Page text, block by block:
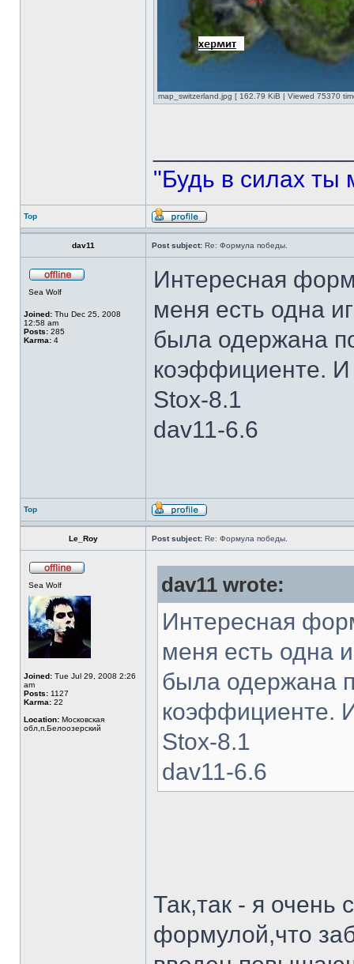
map_switzerland.jpg [ 162.79 KiB | Viewed 75370
"Будь в силах ты
Top
dav11 Post subject: Re: Формула победы.
Sea Wolf
Joined: Thu Dec 25, 2008
12:58 am
Posts: 285
Karma: 4
Интересная
меня есть одна
была одержана
коэффициенте. И
Stox-8.1
dav11-6.6
Top
Le_Roy Post subject: Re: Формула победы.
Sea Wolf
Joined: Tue Jul 29, 2008 2:26
am
Posts: 1127
Karma: 22
Location: Московская
обл,п.Белоозерский
dav11 wrote:
Интересная
меня есть одна
была одержана
коэффициенте.
Stox-8.1
dav11-6.6
Так,так - я очень
формулой,что